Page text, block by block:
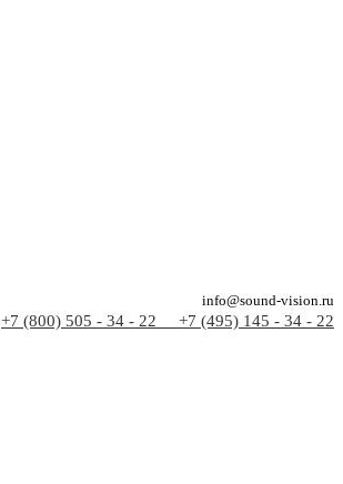
info@sound-vision.ru
+7 (800) 505 - 34 - 22 +7 (495) 145 - 34 - 22